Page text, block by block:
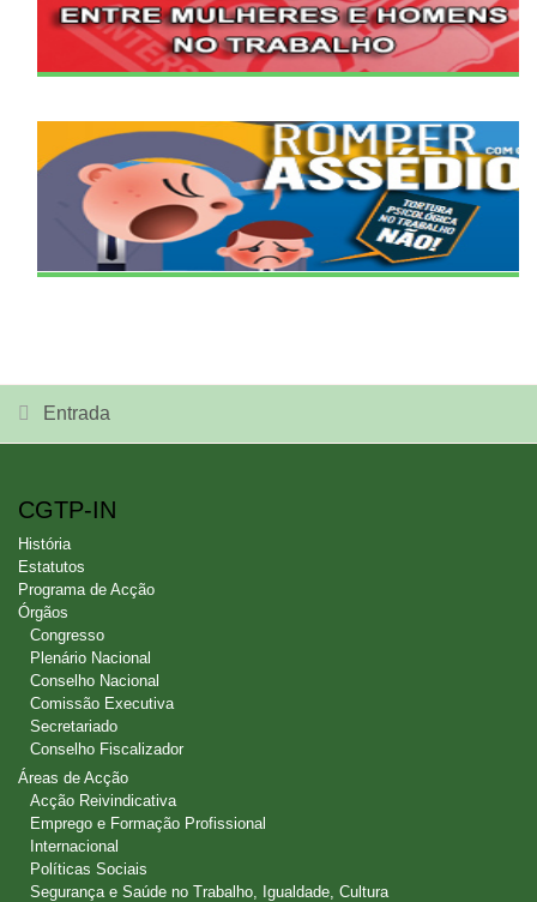
Entrada
CGTP-IN
História
Estatutos
Programa de Acção
Órgãos
Congresso
Plenário Nacional
Conselho Nacional
Comissão Executiva
Secretariado
Conselho Fiscalizador
Áreas de Acção
Acção Reivindicativa
Emprego e Formação Profissional
Internacional
Políticas Sociais
Segurança e Saúde no Trabalho, Igualdade, Cultura